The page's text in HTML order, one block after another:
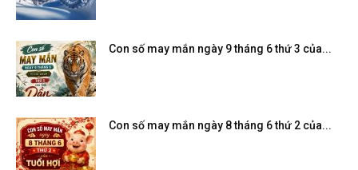
Con số may mắn ngày 9 tháng 6 thứ 3 của...
Con số may mắn ngày 8 tháng 6 thứ 2 của...